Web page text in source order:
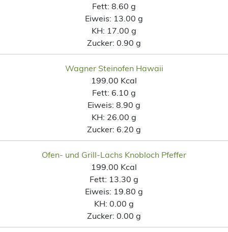
Fett: 8.60 g
Eiweis: 13.00 g
KH: 17.00 g
Zucker: 0.90 g
Wagner Steinofen Hawaii
199.00 Kcal
Fett: 6.10 g
Eiweis: 8.90 g
KH: 26.00 g
Zucker: 6.20 g
Ofen- und Grill-Lachs Knobloch Pfeffer
199.00 Kcal
Fett: 13.30 g
Eiweis: 19.80 g
KH: 0.00 g
Zucker: 0.00 g